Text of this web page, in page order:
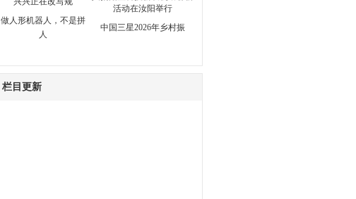
做人形机器人，不是拼
人
中国三星2026年乡村振
栏目更新